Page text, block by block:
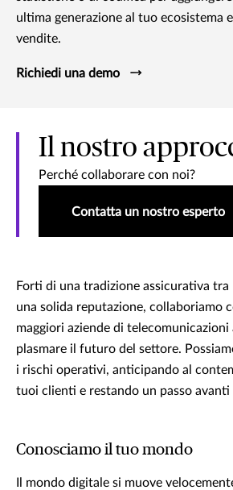
ultima generazione al tuo ecosistema
vendite.
Richiedi una demo
Il nostro
Perché collaborare con noi?
Contatta un nostro esperto
Forti di una tradizione assicurativa tra
una solida reputazione, collaboriamo
maggiori aziende di telecomunicazioni
plasmare il futuro del settore.
i rischi operativi, anticipando al
tuoi clienti e restando un passo avanti
Conosciamo il tuo mondo
Il mondo digitale si muove